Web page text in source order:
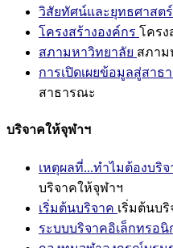
วิสัยทัศน์และยุทธศาสตร์
โครงสร้างองค์กร โครง
สภามหาวิทยาลัย สภาม
การเปิดเผยข้อมูลสู่สาธ
สาธารณะ
บริจาคให้จุฬาฯ
เหตุผลที่...ทำไมต้องบริ
บริจาคให้จุฬาฯ
เริ่มต้นบริจาค เริ่มต้นบริ
ระบบบริจาคอิเล็กทรอนิ